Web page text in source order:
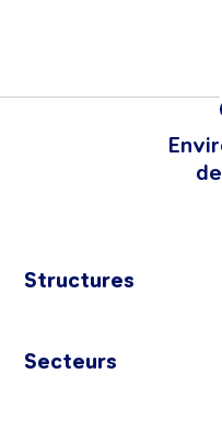
Structures
Secteurs